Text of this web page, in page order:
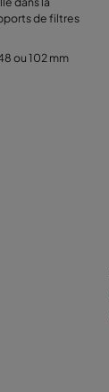
de filtres
ou 102 mm